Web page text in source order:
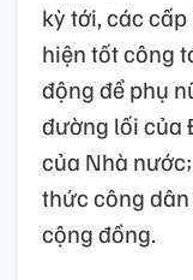
kỳ tới, các
hiện tốt công
động để phụ
đường lối của
của Nhà
thức công
cộng đồng.